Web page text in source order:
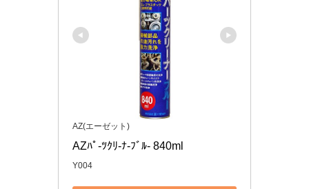
AZ(エーゼット)
AZﾊﾟ-ﾂｸﾘ-ﾅ-ﾌﾞﾙ- 840ml
Y004